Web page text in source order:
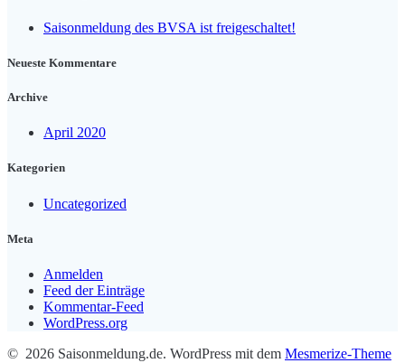
Saisonmeldung des BVSA ist freigeschaltet!
Neueste Kommentare
Archive
April 2020
Kategorien
Uncategorized
Meta
Anmelden
Feed der Einträge
Kommentar-Feed
WordPress.org
© 2026 Saisonmeldung.de. WordPress mit dem Mesmerize-Theme